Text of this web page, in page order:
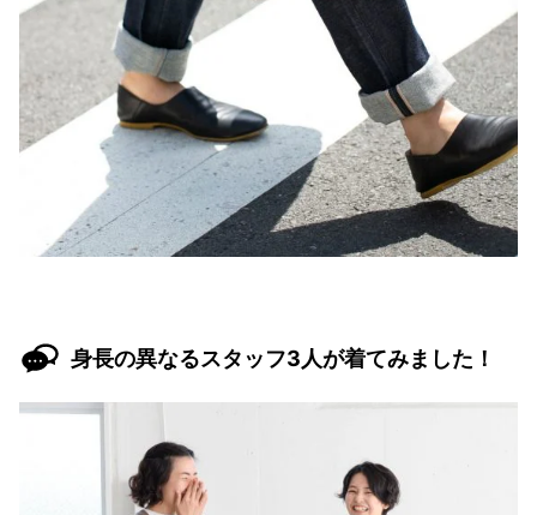
身長の異なるスタッフ3人が着てみました！